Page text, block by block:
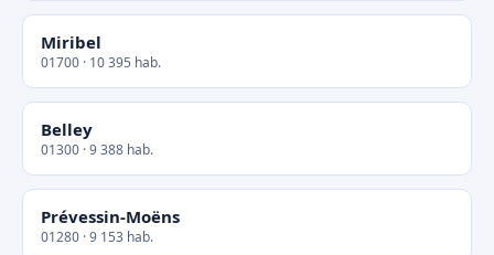
Miribel
01700 · 10 395 hab.
Belley
01300 · 9 388 hab.
Prévessin-Moëns
01280 · 9 153 hab.